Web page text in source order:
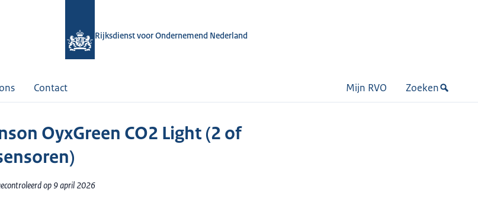
Rijksdienst voor Ondernemend Nederland
Contact Mijn RVO Zoeken
OyxGreen CO2 Light (2 of
op 9 april 2026